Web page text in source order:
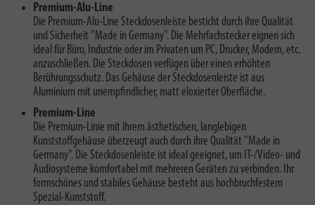
Premium-Alu-Line
Die Premium-Alu-Line Steckdosenleiste besticht durch ihre Qualität
und Sicherheit "Made in Germany". Die Mehrfachstecker eignen sich
ideal für Büro, Industrie oder im Privaten um PC, Drucker, Modem, etc.
anzuschließen. Die Steckdosen verfügen über einen erhöhten
Berührungsschutz. Das Gehäuse der Steckdosenleiste ist aus
Aluminium mit unempfindlicher, matt eloxierter Oberfläche.
Premium-Line
Die Premium-Linie mit ihrem ästhetischen, langlebigen
Kunststoffgehäuse überzeugt auch durch ihre Qualität "Made in
Germany". Die Steckdosenleiste ist ideal geeignet, um IT-/Video- und
Audiosysteme komfortabel mit mehreren Geräten zu verbinden. Ihr
formschönes und stabiles Gehäuse besteht aus hochbruchfestem
Spezial-Kunststoff.